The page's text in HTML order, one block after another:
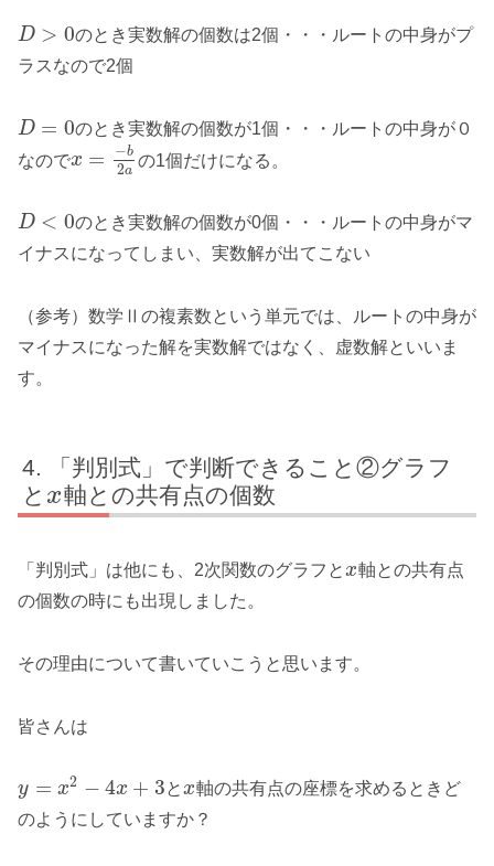
D > 0のとき実数解の個数は2個・・・ルートの中身がプ
ラスなので2個
D = 0のとき実数解の個数が1個・・・ルートの中身が０
なのでx = −b
2a
の1個だけになる。
D < 0のとき実数解の個数が0個・・・ルートの中身がマ
イナスになってしまい、実数解が出てこない
（参考）数学Ⅱの複素数という単元では、ルートの中身が
マイナスになった解を実数解ではなく、虚数解といいま
す。
「判別式」で判断できること②グラフ
と x軸との共有点の個数
「判別式」は他にも、2次関数のグラフとx軸との共有点
の個数の時にも出現しました。
その理由について書いていこうと思います。
皆さんは
y = x2 − 4x + 3とx軸の共有点の座標を求めるときど
のようにしていますか？